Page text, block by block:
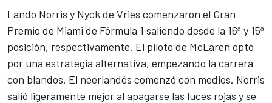
Lando Norris y Nyck de Vries comenzaron el Gran
Premio de Miami de Fórmula 1 saliendo desde la 16ª y 15ª
posición, respectivamente. El piloto de McLaren optó
por una estrategia alternativa, empezando la carrera
con blandos. El neerlandés comenzó con medios. Norris
salió ligeramente mejor al apagarse las luces rojas y se